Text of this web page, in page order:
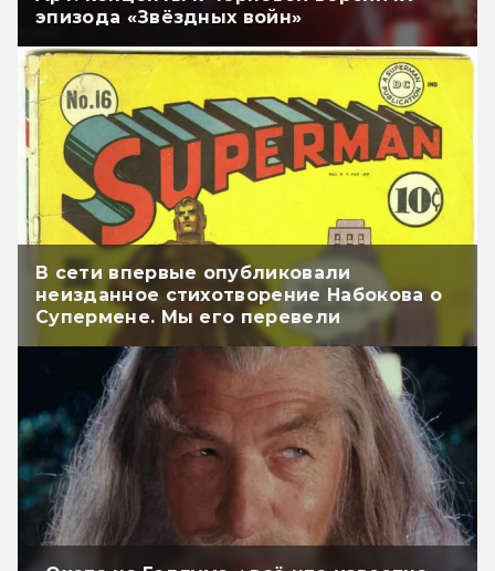
эпизода «Звёздных войн»
В сети впервые опубликовали
неизданное стихотворение Набокова о
Супермене. Мы его перевели